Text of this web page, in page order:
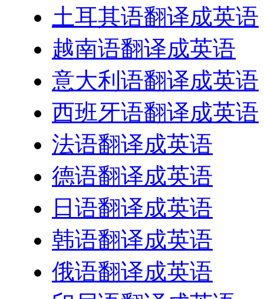
土耳其语翻译成英语
越南语翻译成英语
意大利语翻译成英语
西班牙语翻译成英语
法语翻译成英语
德语翻译成英语
日语翻译成英语
韩语翻译成英语
俄语翻译成英语